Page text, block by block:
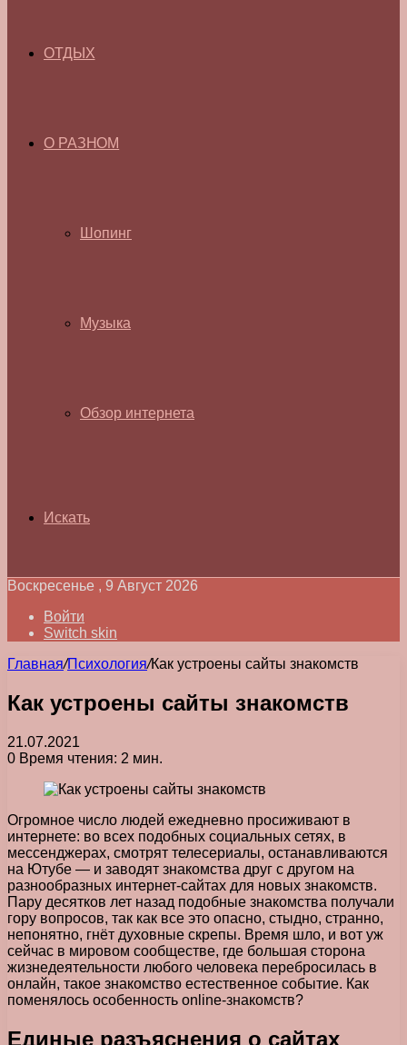
ОТДЫХ
О РАЗНОМ
Шопинг
Музыка
Обзор интернета
Искать
Воскресенье , 9 Август 2026
Войти
Switch skin
Главная/Психология/Как устроены сайты знакомств
Как устроены сайты знакомств
21.07.2021
0 Время чтения: 2 мин.
Огромное число людей ежедневно просиживают в
интернете: во всех подобных социальных сетях, в
мессенджерах, смотрят телесериалы, останавливаются
на Ютубе — и заводят знакомства друг с другом на
разнообразных интернет-сайтах для новых знакомств.
Пару десятков лет назад подобные знакомства получали
гору вопросов, так как все это опасно, стыдно, странно,
непонятно, гнёт духовные скрепы. Время шло, и вот уж
сейчас в мировом сообществе, где большая сторона
жизнедеятельности любого человека перебросилась в
онлайн, такое знакомство естественное событие. Как
поменялось особенность online-знакомств?
Единые разъяснения о сайтах